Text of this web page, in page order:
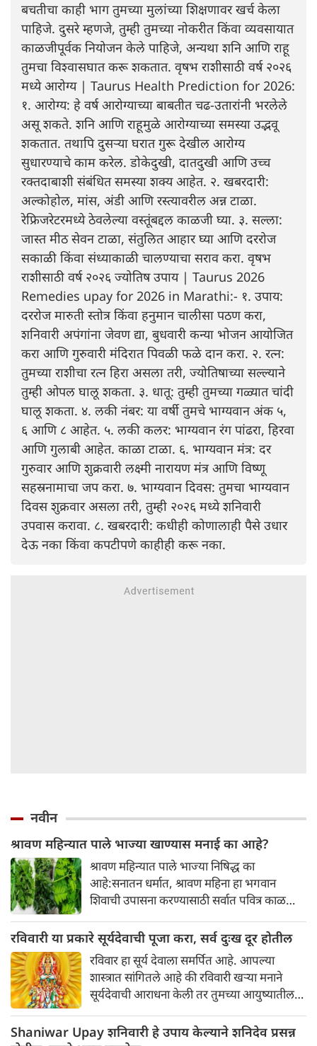
बचतीचा काही भाग तुमच्या मुलांच्या शिक्षणावर खर्च केला
पाहिजे. दुसरे म्हणजे, तुम्ही तुमच्या नोकरीत किंवा व्यवसायात
काळजीपूर्वक नियोजन केले पाहिजे, अन्यथा शनि आणि राहू
तुमचा विश्वासघात करू शकतात. वृषभ राशीसाठी वर्ष २०२६
मध्ये आरोग्य | Taurus Health Prediction for 2026:
१. आरोग्य: हे वर्ष आरोग्याच्या बाबतीत चढ-उतारांनी भरलेले
असू शकते. शनि आणि राहूमुळे आरोग्याच्या समस्या उद्भवू
शकतात. तथापि दुसऱ्या घरात गुरू देखील आरोग्य
सुधारण्याचे काम करेल. डोकेदुखी, दातदुखी आणि उच्च
रक्तदाबाशी संबंधित समस्या शक्य आहेत. २. खबरदारी:
अल्कोहोल, मांस, अंडी आणि रस्त्यावरील अन्न टाळा.
रेफ्रिजरेटरमध्ये ठेवलेल्या वस्तूंबद्दल काळजी घ्या. ३. सल्ला:
जास्त मीठ सेवन टाळा, संतुलित आहार घ्या आणि दररोज
सकाळी किंवा संध्याकाळी चालण्याचा सराव करा. वृषभ
राशीसाठी वर्ष २०२६ ज्योतिष उपाय | Taurus 2026
Remedies upay for 2026 in Marathi:- १. उपाय:
दररोज मारुती स्तोत्र किंवा हनुमान चालीसा पठण करा,
शनिवारी अपंगांना जेवण द्या, बुधवारी कन्या भोजन आयोजित
करा आणि गुरुवारी मंदिरात पिवळी फळे दान करा. २. रत्न:
तुमच्या राशीचा रत्न हिरा असला तरी, ज्योतिषाच्या सल्ल्याने
तुम्ही ओपल घालू शकता. ३. धातू: तुम्ही तुमच्या गळ्यात चांदी
घालू शकता. ४. लकी नंबर: या वर्षी तुमचे भाग्यवान अंक ५,
६ आणि ८ आहेत. ५. लकी कलर: भाग्यवान रंग पांढरा, हिरवा
आणि गुलाबी आहेत. काळा टाळा. ६. भाग्यवान मंत्र: दर
गुरुवार आणि शुक्रवारी लक्ष्मी नारायण मंत्र आणि विष्णू
सहस्रनामाचा जप करा. ७. भाग्यवान दिवस: तुमचा भाग्यवान
दिवस शुक्रवार असला तरी, तुम्ही २०२६ मध्ये शनिवारी
उपवास करावा. ८. खबरदारी: कधीही कोणालाही पैसे उधार
देऊ नका किंवा कपटीपणे काहीही करू नका.
नवीन
श्रावण महिन्यात पाले भाज्या खाण्यास मनाई का आहे?
श्रावण महिन्यात पाले भाज्या निषिद्ध का
आहे:सनातन धर्मात, श्रावण महिना हा भगवान
शिवाची उपासना करण्यासाठी सर्वात पवित्र काळ
पूजा, नामजप, दानधर्म आणि सात्विक जीवनशैलीचे
पालन करतात.
रविवारी या प्रकारे सूर्यदेवाची पूजा करा, सर्व दुःख दूर होतील
रविवार हा सूर्य देवाला समर्पित आहे. आपल्या
शास्त्रात सांगितले आहे की रविवारी खऱ्या मनाने
सूर्यदेवाची आराधना केली तर तुमच्या आयुष्यातील
रविवारी सूर्यदेवाची पूजा करण्याच्या काही खास
Shaniwar Upay शनिवारी हे उपाय केल्याने शनिदेव प्रसन्न